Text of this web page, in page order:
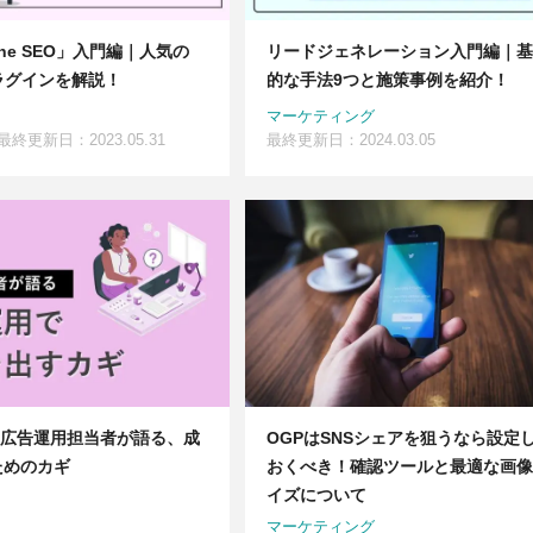
SEO」入門編｜人気の
インを解説！
終更新日：2023.05.31
リードジェネレーション入門編｜
的な手法9つと施策事例を紹介！
マーケティング
最終更新日：2024.03.05
告運用担当者が語る、成
のカギ
OGPはSNSシェアを狙うなら設定
おくべき！確認ツールと最適な画
イズについて
マーケティング